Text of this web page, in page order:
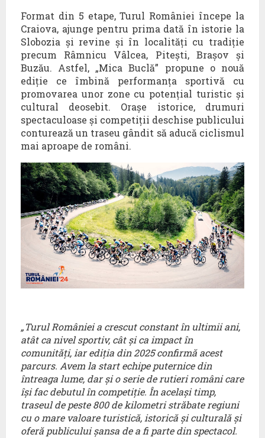
Format din 5 etape, Turul României începe la
Craiova, ajunge pentru prima dată în istorie la
Slobozia și revine și în localități cu tradiție
precum Râmnicu Vâlcea, Pitești, Brașov și
Buzău. Astfel, „Mica Buclă” propune o nouă
ediție ce îmbină performanța sportivă cu
promovarea unor zone cu potențial turistic și
cultural deosebit. Orașe istorice, drumuri
spectaculoase și competiții deschise publicului
conturează un traseu gândit să aducă ciclismul
mai aproape de români.
„Turul României a crescut constant în ultimii ani,
atât ca nivel sportiv, cât și ca impact în
comunități, iar ediția din 2025 confirmă acest
parcurs. Avem la start echipe puternice din
întreaga lume, dar și o serie de rutieri români care
își fac debutul în competiție. În același timp,
traseul de peste 800 de kilometri străbate regiuni
cu o mare valoare turistică, istorică și culturală și
oferă publicului șansa de a fi parte din spectacol.